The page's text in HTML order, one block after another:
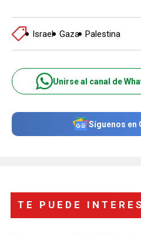
Israel Gaza Palestina
Unirse al canal de
Síguenos en
TE PUEDE